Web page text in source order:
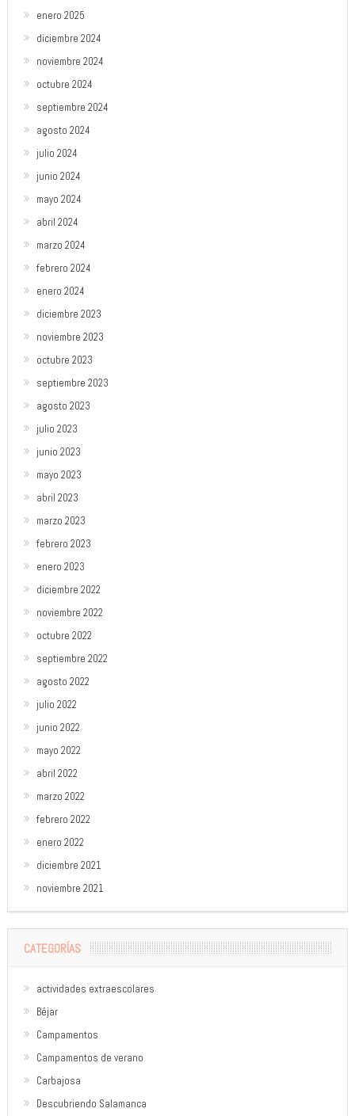
enero 2025
diciembre 2024
noviembre 2024
octubre 2024
septiembre 2024
agosto 2024
julio 2024
junio 2024
mayo 2024
abril 2024
marzo 2024
febrero 2024
enero 2024
diciembre 2023
noviembre 2023
octubre 2023
septiembre 2023
agosto 2023
julio 2023
junio 2023
mayo 2023
abril 2023
marzo 2023
febrero 2023
enero 2023
diciembre 2022
noviembre 2022
octubre 2022
septiembre 2022
agosto 2022
julio 2022
junio 2022
mayo 2022
abril 2022
marzo 2022
febrero 2022
enero 2022
diciembre 2021
noviembre 2021
CATEGORÍAS
actividades extraescolares
Béjar
Campamentos
Campamentos de verano
Carbajosa
Descubriendo Salamanca